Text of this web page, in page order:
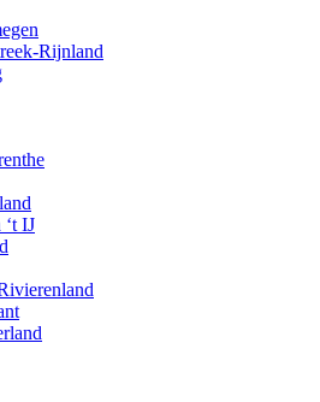
Rijnland
IJ